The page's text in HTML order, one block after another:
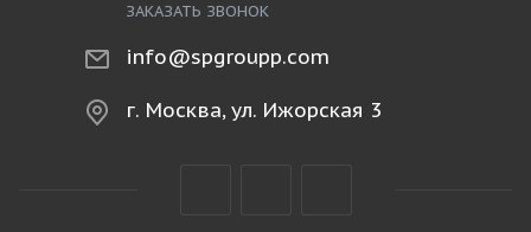
ЗАКАЗАТЬ ЗВОНОК
info@spgroupp.com
г. Москва, ул. Ижорская 3